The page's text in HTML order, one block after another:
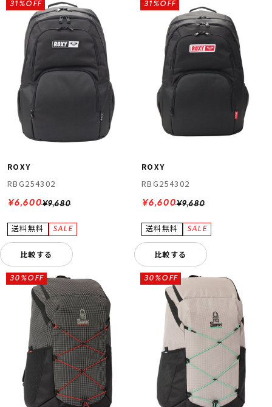
ROXY
RBG254302
¥9,680
31%OFF
¥6,600
比較する
ROXY
RBG254302
¥9,680
31%OFF
¥6,600
比較する
30%OFF 30%OFF